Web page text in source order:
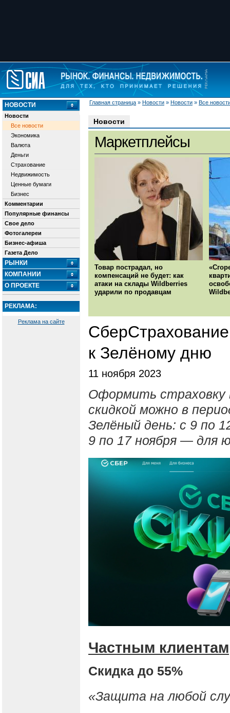
Главная страница » Новости » Новости » Все
НОВОСТИ
Новости
Все новости
Экономика
Валюта
Деньги
Страхование
Недвижимость
Ценные бумаги
Бизнес
Комментарии
Популярные финансы
Свое дело
Фотогалереи
Бизнес-афиша
Газета Дело
РЫНКИ
КОМПАНИИ
О ПРОЕКТЕ
РЕКЛАМА:
Реклама на сайте
Новости
Маркетплейсы
Товар пострадал, но
компенсаций не будет: как
атаки на склады Wildberries
ударили по продавцам
к Зелёному дню
11 ноября 2023
Оформить страховку
скидкой можно в
Зелёный день: с 9 по
9 по 17 ноября — для
Частным клиентам
Скидка до 55%
«Защита на любой